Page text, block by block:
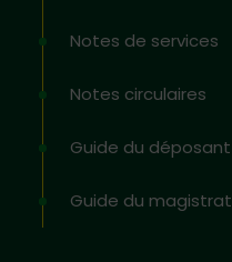
Notes de services
Notes circulaires
Guide du déposant
Guide du magistrat